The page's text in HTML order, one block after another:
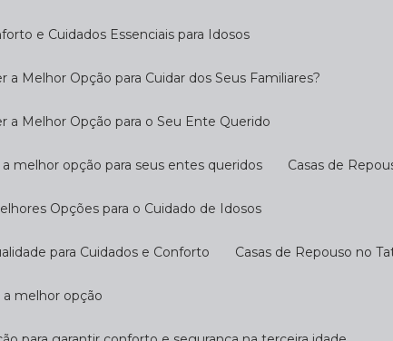
e Cuidados Essenciais para Idosos
a Melhor Opção para Cuidar dos Seus Familiares?
a Melhor Opção para o Seu Ente Querido
melhor opção para seus entes queridos Casas de
Opções para o Cuidado de Idosos
para Cuidados e Conforto Casas de Repouso no
a melhor opção